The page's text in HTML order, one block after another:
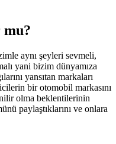
aynı şeyleri sevmeli,
yani bizim dünyamıza
yansıtan markaları
bir otomobil markasını
olma beklentilerinin
paylaştıklarını ve onlara